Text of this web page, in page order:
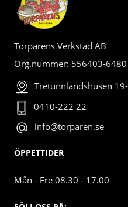
Torparens Verkstad AB
Org.nummer: 556403-6480
Tretunnlandshusen
0410-222 22
info@torparen.se
ÖPPETTIDER
Mån - Fre 08.30 - 17.00